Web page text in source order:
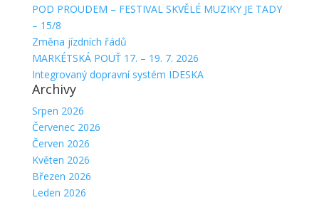
POD PROUDEM – FESTIVAL SKVĚLÉ MUZIKY JE TADY
– 15/8
Změna jízdních řádů
MARKÉTSKÁ POUŤ 17. – 19. 7. 2026
Integrovaný dopravní systém IDESKA
Archivy
Srpen 2026
Červenec 2026
Červen 2026
Květen 2026
Březen 2026
Leden 2026